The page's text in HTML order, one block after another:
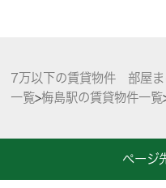
7万以下の賃貸物件 部屋ま
一覧>梅島駅の賃貸物件一覧
ページ